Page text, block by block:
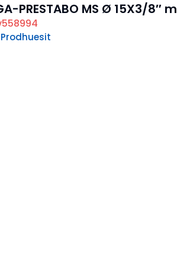
PRESTABO MS Ø 15X3/8″ m